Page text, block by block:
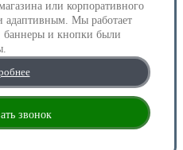
или корпоративного
адаптивным. Мы работает
баннеры и кнопки были
звонок